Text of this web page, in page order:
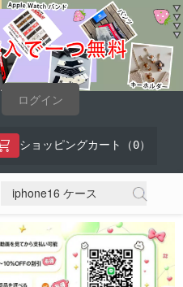
ログイン
ショッピングカート（ 0）